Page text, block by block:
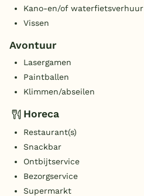
Kano-en/of waterfietsverhuur
Vissen
Avontuur
Lasergamen
Paintballen
Klimmen/abseilen
Horeca
Restaurant(s)
Snackbar
Ontbijtservice
Bezorgservice
Supermarkt